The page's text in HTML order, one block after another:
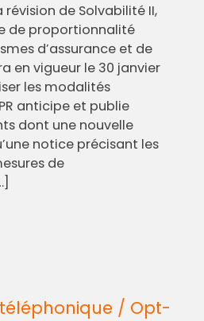
révision de Solvabilité II,
de proportionnalité
d’assurance et de
en vigueur le 30 janvier
les modalités
anticipe et publie
dont une nouvelle
notice précisant les
de
/ Opt-